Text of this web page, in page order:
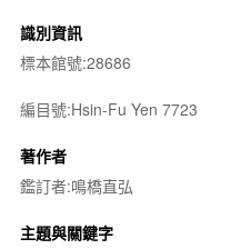
識別資訊
標本館號:28686
編目號:Hsin-Fu Yen 7723
著作者
鑑訂者:鳴橋直弘
主題與關鍵字